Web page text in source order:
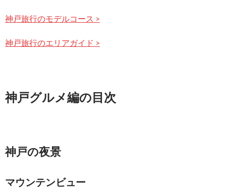
神戸旅行のモデルコース >
神戸旅行のエリアガイド >
神戸グルメ編の目次
神戸の夜景
マウンテンビュー